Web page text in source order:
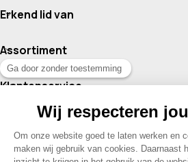
Erkend lid van
Assortiment
Klantenservice
Contact
© 2026 Drogisterij Het Geheim | Alle